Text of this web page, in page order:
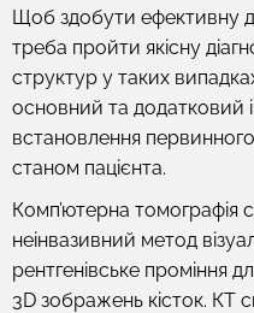
Щоб здобути ефективну
треба пройти якісну
структур у таких
основний та додатковий
встановлення
станом пацієнта.
Комп’ютерна томографія
неінвазивний метод
рентгенівське проміння
3D зображень кісток. КТ